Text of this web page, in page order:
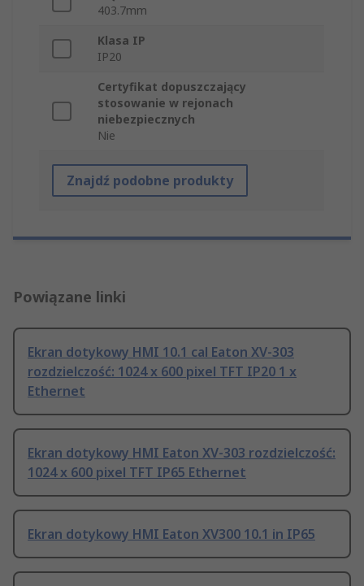
403.7mm
Klasa IP
IP20
Certyfikat dopuszczający
stosowanie w rejonach
niebezpiecznych
Nie
Znajdź podobne produkty
Powiązane linki
Ekran dotykowy HMI 10.1 cal Eaton XV-303
rozdzielczość: 1024 x 600 pixel TFT IP20 1 x
Ethernet
Ekran dotykowy HMI Eaton XV-303 rozdzielczość:
1024 x 600 pixel TFT IP65 Ethernet
Ekran dotykowy HMI Eaton XV300 10.1 in IP65